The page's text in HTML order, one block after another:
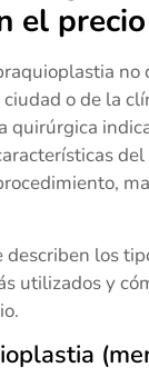
el precio
no
o de la
quirúrgica
describen los
utilizados y